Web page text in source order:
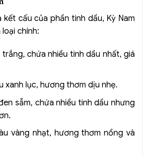
kết cấu của phần tinh dầu, Kỳ Nam
chính:
trắng, chứa nhiều tinh dầu nhất, giá
xanh lục, hương thơm dịu nhẹ.
sẫm, chứa nhiều tinh dầu nhưng
vàng nhạt, hương thơm nồng và